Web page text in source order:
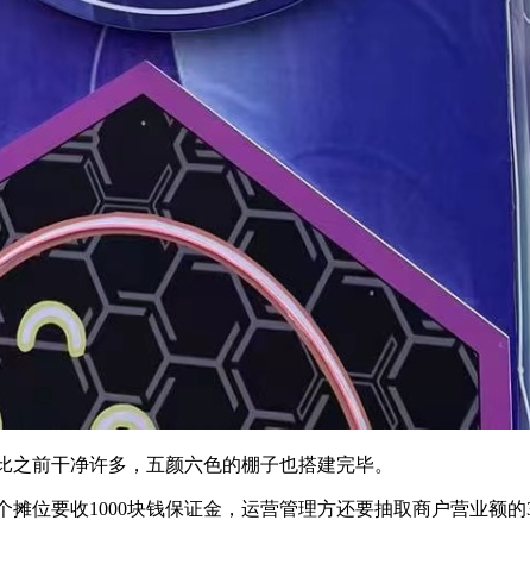
前干净许多，五颜六色的棚子也搭建完毕。
要收1000块钱保证金，运营管理方还要抽取商户营业额的